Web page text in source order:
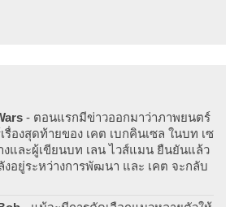
- ตอนแรกมีข่าวออกมาว่าภาพยนตร์
รื่องสุดท้ายของ เคต เบกคินเซล ในบท เซ
และผู้เขียนบท เลน ไวส์แมน ยืนยันแล้ว
อยู่ระหว่างการพัฒนา และ เคต จะกลับ